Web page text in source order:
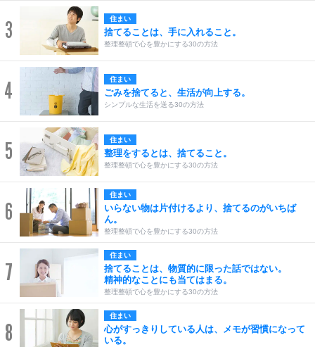
3 住まい
捨てることは、手に入れること。
整理整頓で心を豊かにする30の方法
4 住まい
ごみを捨てると、生活が向上する。
シンプルな生活を送る30の方法
5 住まい
整理をするとは、捨てること。
整理整頓で心を豊かにする30の方法
6
住まい
いらない物は片付けるより、捨てるのがいちば
ん。
整理整頓で心を豊かにする30の方法
7
住まい
捨てることは、物質的に限った話ではない。
精神的なことにも当てはまる。
整理整頓で心を豊かにする30の方法
8
住まい
心がすっきりしている人は、メモが習慣になって
いる。